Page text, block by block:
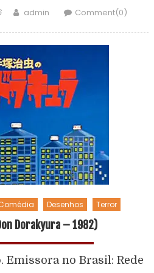
admin Comment(0)
Desenhos Terror
Dorakyura – 1982)
Emissora no Brasil: Rede